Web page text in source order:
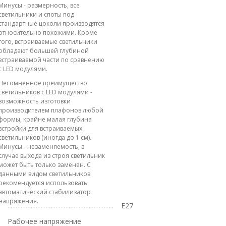
- размерность, все
и споты под
цоколи производятся
похожими. Кроме
встраиваемые светильники
большей глубиной
части по сравнению
LED модулями.
преимущество
с LED модулями -
изготовки
плафонов любой
крайне малая глубина
для встраиваемых
(иногда до 1 см).
- незаменяемость, в
выхода из строя светильник
быть только заменен. С
видом светильников
использовать
стабилизатор
E27
Рабочее напряжение